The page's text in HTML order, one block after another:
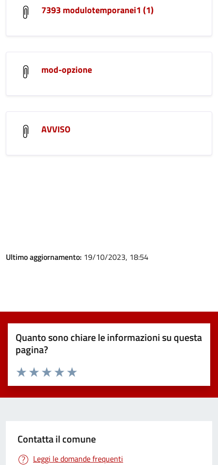
7393 modulotemporanei1 (1)
mod-opzione
AVVISO
Ultimo aggiornamento: 19/10/2023, 18:54
Quanto sono chiare le informazioni su questa
pagina?
Valuta 5 stelle su 5
Valuta 4 stelle su 5
Valuta 3 stelle su 5
Valuta 2 stelle su 5
Valuta 1 stelle su 5
Contatta il comune
Leggi le domande frequenti